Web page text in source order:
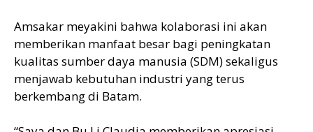
Amsakar meyakini bahwa kolaborasi ini akan
memberikan manfaat besar bagi peningkatan
kualitas sumber daya manusia (SDM) sekaligus
menjawab kebutuhan industri yang terus
berkembang di Batam.